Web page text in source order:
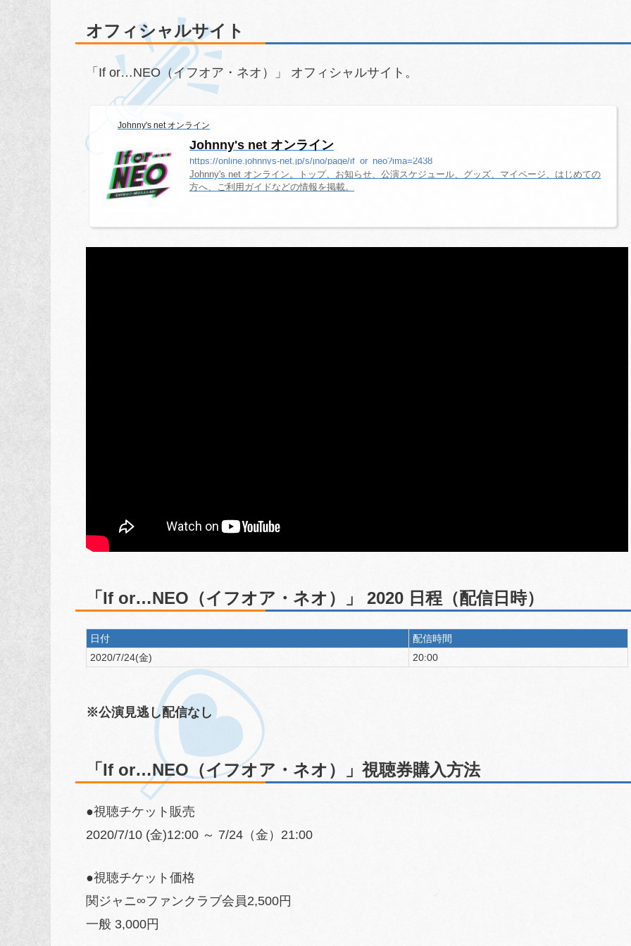
オフィシャルサイト
「If or…NEO（イフオア・ネオ）」 オフィシャルサイト。
Johnny's net オンライン
Johnny's net オンライン
https://online.johnnys-net.jp/s/jno/page/if_or_neo?ima=2438
Johnny's net オンライン。トップ、お知らせ、公演スケジュール、グッズ、マイページ、はじめての
方へ、ご利用ガイドなどの情報を掲載。
「If or…NEO（イフオア・ネオ）」 2020 日程（配信日時）
日付
配信時間
2020/7/24(金)
20:00
※公演見逃し配信なし
「If or…NEO（イフオア・ネオ）」視聴券購入方法
●視聴チケット販売
2020/7/10 (金)12:00 ～ 7/24（金）21:00
●視聴チケット価格
関ジャニ∞ファンクラブ会員2,500円
一般 3,000円